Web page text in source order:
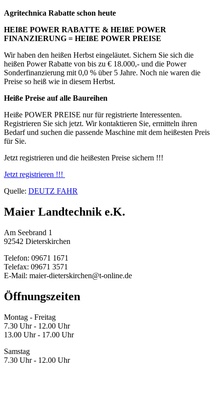
Agritechnica Rabatte schon heute
HEIßE POWER RABATTE & HEIßE POWER
FINANZIERUNG = HEIßE POWER PREISE
Wir haben den heißen Herbst eingeläutet. Sichern Sie sich die
heißen Power Rabatte von bis zu € 18.000,- und die Power
Sonderfinanzierung mit 0,0 % über 5 Jahre. Noch nie waren die
Preise so heiß wie in diesem Herbst.
Heiße Preise auf alle Baureihen
Heiße POWER PREISE nur für registrierte Interessenten.
Registrieren Sie sich jetzt. Wir kontaktieren Sie, ermitteln ihren
Bedarf und suchen die passende Maschine mit dem heißesten Preis
für Sie.
Jetzt registrieren und die heißesten Preise sichern !!!
Jetzt registrieren !!!
Quelle: DEUTZ FAHR
Maier Landtechnik e.K.
Am Seebrand 1
92542 Dieterskirchen
Telefon: 09671 1671
Telefax: 09671 3571
E-Mail: maier-dieterskirchen@t-online.de
Öffnungszeiten
Montag - Freitag
7.30 Uhr - 12.00 Uhr
13.00 Uhr - 17.00 Uhr
Samstag
7.30 Uhr - 12.00 Uhr